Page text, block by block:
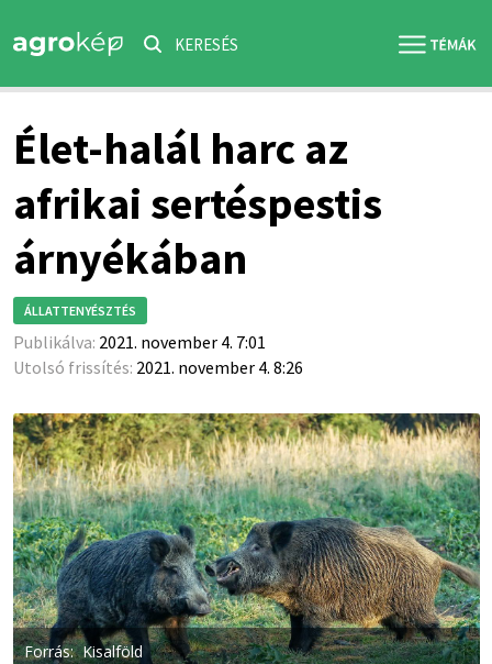
KERESÉS
Élet-halál harc az
afrikai sertéspestis
árnyékában
ÁLLATTENYÉSZTÉS
Publikálva: 2021. november 4. 7:01
Utolsó frissítés: 2021. november 4. 8:26
Forrás: Kisalföld